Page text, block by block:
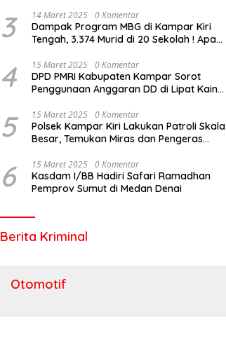
3 14 Maret 2025 0 Komentar
Dampak Program MBG di Kampar Kiri
Tengah, 3.374 Murid di 20 Sekolah ! Apa
4 15 Maret 2025 0 Komentar
DPD PMRI Kabupaten Kampar Sorot
Penggunaan Anggaran DD di Lipat Kain
5 15 Maret 2025 0 Komentar
Polsek Kampar Kiri Lakukan Patroli Skala
Besar, Temukan Miras dan Pengeras
6 15 Maret 2025 0 Komentar
Kasdam I/BB Hadiri Safari Ramadhan
Pemprov Sumut di Medan Denai
Berita Kriminal
Otomotif